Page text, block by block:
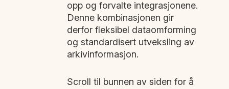
opp og forvalte integrasjonene.
Denne kombinasjonen gir
derfor fleksibel dataomforming
og standardisert utveksling av
arkivinformasjon.
Scroll til bunnen av siden for å